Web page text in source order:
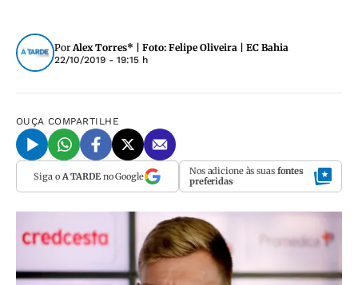
PorAlex Torres* | Foto: Felipe Oliveira | EC Bahia
22/10/2019 - 19:15 h
OUÇA COMPARTILHE
Siga o A TARDEno Google Nos adicione às suas fontes
preferidas